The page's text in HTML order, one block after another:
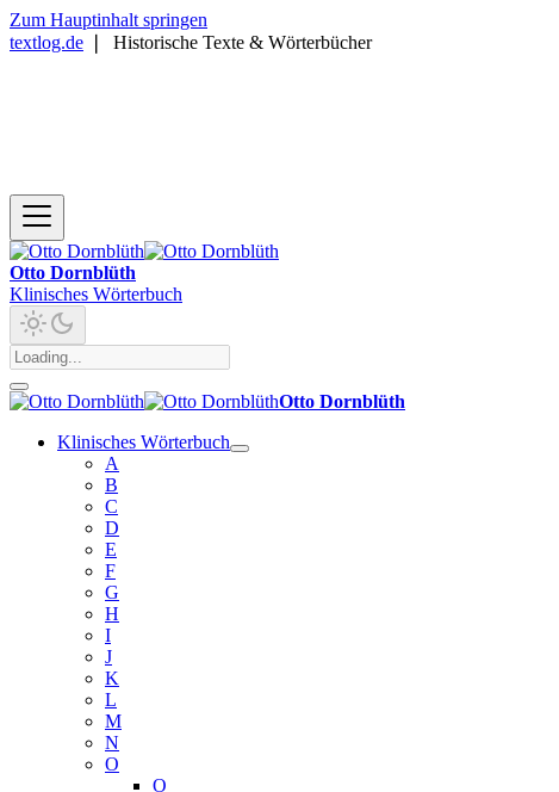
Zum Hauptinhalt springen
textlog.de
Historische Texte & Wörterbücher
Otto Dornblüth
Klinisches Wörterbuch
Otto Dornblüth
Klinisches Wörterbuch
A
B
C
D
E
F
G
H
I
J
K
L
M
N
O
O